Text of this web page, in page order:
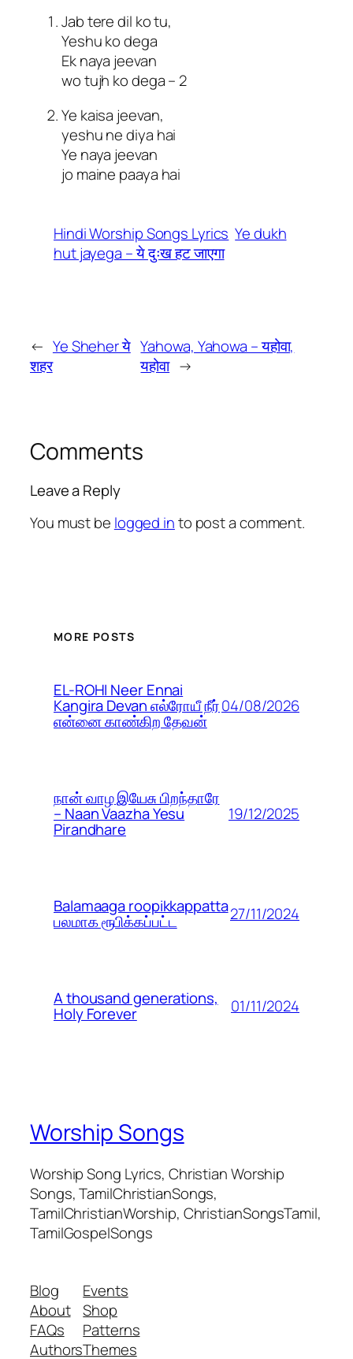
Jab tere dil ko tu,
Yeshu ko dega
Ek naya jeevan
wo tujh ko dega – 2
Ye kaisa jeevan,
yeshu ne diya hai
Ye naya jeevan
jo maine paaya hai
Hindi Worship Songs Lyrics Ye dukh
hut jayega – ये दुःख हट जाएगा
← Ye Sheher ये
शहर
Yahowa, Yahowa – यहोवा,
यहोवा →
Comments
Leave a Reply
You must be logged into post a comment.
MORE POSTS
EL-ROHI Neer Ennai
Kangira Devan எல்ரோயீ நீர்
என்னை காண்கிற தேவன்
04/08/2026
நான் வாழ இயேசு பிறந்தாரே
– Naan Vaazha Yesu
Pirandhare
19/12/2025
Balamaaga roopikkappatta
பலமாக ரூபிக்கப்பட்ட 27/11/2024
A thousand generations,
Holy Forever 01/11/2024
Worship Songs
Worship Song Lyrics, Christian Worship
Songs, TamilChristianSongs,
TamilChristianWorship, ChristianSongsTamil,
TamilGospelSongs
Blog
About
FAQs
Authors
Events
Shop
Patterns
Themes